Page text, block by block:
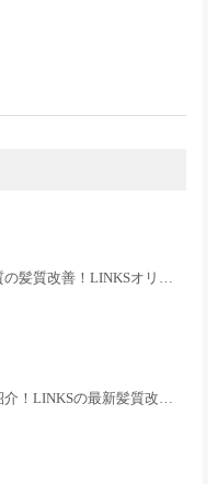
自宅でサロン品質の髪質改善！LINKSオリジナル「THE RaDIXシャンプー＆トリートメント」のご紹介
新メニューのご紹介！LINKSの最新髪質改善カラーメニューが登場！